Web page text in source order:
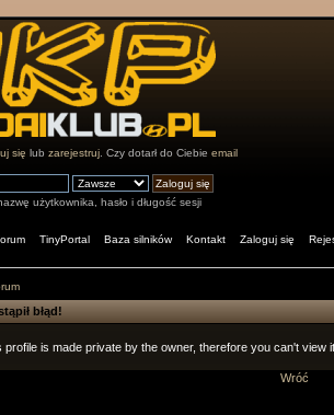
się lubzarejestruj . Czy dotarł do Ciebieemail
użytkownika, hasło i długość sesji
TinyPortal Baza silników Kontakt Zaloguj się
błąd!
profile is made private by the owner, therefore you can't view
Wróć